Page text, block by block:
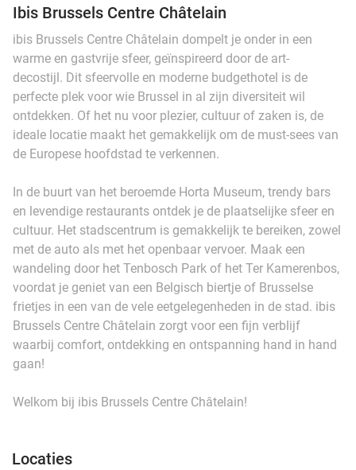
Ibis Brussels Centre Châtelain
ibis Brussels Centre Châtelain dompelt je onder in een
warme en gastvrije sfeer, geïnspireerd door de art-
decostijl. Dit sfeervolle en moderne budgethotel is de
perfecte plek voor wie Brussel in al zijn diversiteit wil
ontdekken. Of het nu voor plezier, cultuur of zaken is, de
ideale locatie maakt het gemakkelijk om de must-sees van
de Europese hoofdstad te verkennen.
In de buurt van het beroemde Horta Museum, trendy bars
en levendige restaurants ontdek je de plaatselijke sfeer en
cultuur. Het stadscentrum is gemakkelijk te bereiken, zowel
met de auto als met het openbaar vervoer. Maak een
wandeling door het Tenbosch Park of het Ter Kamerenbos,
voordat je geniet van een Belgisch biertje of Brusselse
frietjes in een van de vele eetgelegenheden in de stad. ibis
Brussels Centre Châtelain zorgt voor een fijn verblijf
waarbij comfort, ontdekking en ontspanning hand in hand
gaan!
Welkom bij ibis Brussels Centre Châtelain!
Locaties